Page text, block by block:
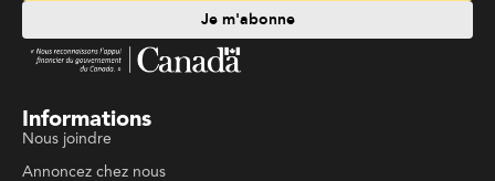
Je m'abonne
Informations
Nous joindre
Annoncez chez nous